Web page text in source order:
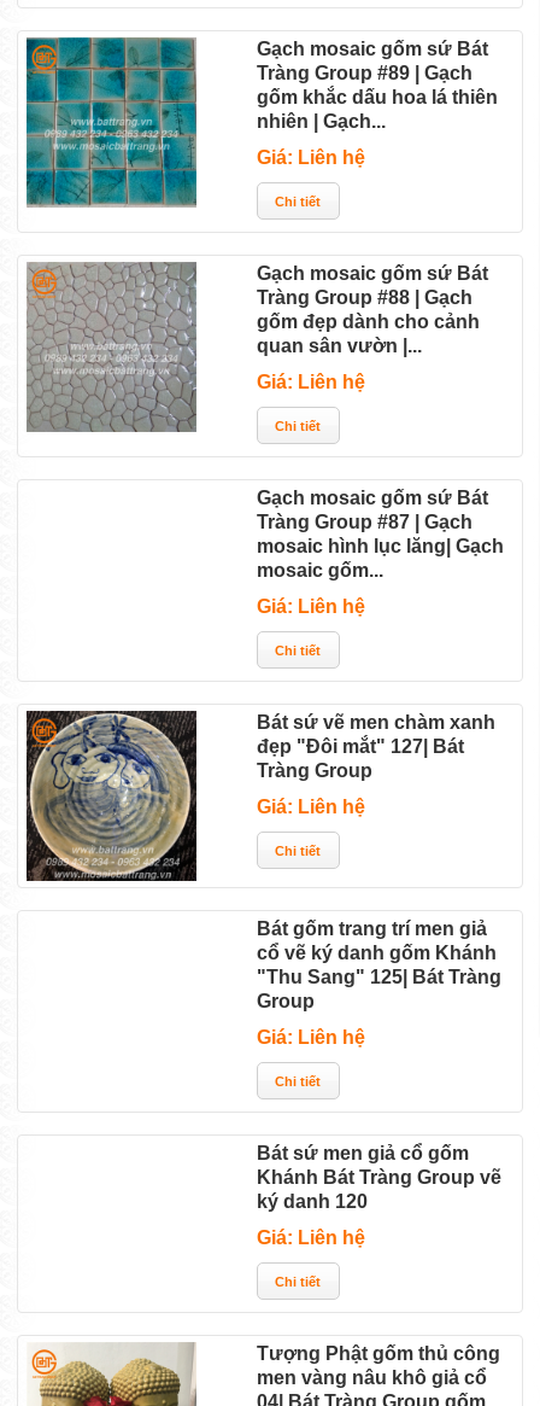
Gạch mosaic gốm sứ Bát
Tràng Group #89 | Gạch
gốm khắc dấu hoa lá thiên
nhiên | Gạch...
Giá: Liên hệ
Gạch mosaic gốm sứ Bát
Tràng Group #88 | Gạch
gốm đẹp dành cho cảnh
quan sân vườn |...
Giá: Liên hệ
Gạch mosaic gốm sứ Bát
Tràng Group #87 | Gạch
mosaic hình lục lăng| Gạch
mosaic gốm...
Giá: Liên hệ
Bát sứ vẽ men chàm xanh
đẹp "Đôi mắt" 127| Bát
Tràng Group
Giá: Liên hệ
Bát gốm trang trí men giả
cổ vẽ ký danh gốm Khánh
"Thu Sang" 125| Bát Tràng
Group
Giá: Liên hệ
Bát sứ men giả cổ gốm
Khánh Bát Tràng Group vẽ
ký danh 120
Giá: Liên hệ
Tượng Phật gốm thủ công
men vàng nâu khô giả cổ
04| Bát Tràng Group gốm